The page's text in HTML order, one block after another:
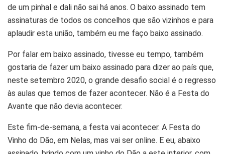
de um pinhal e dali não sai há anos. O baixo assinado tem
assinaturas de todos os concelhos que são vizinhos e para
aplaudir esta união, também eu me faço baixo assinado.
Por falar em baixo assinado, tivesse eu tempo, também
gostaria de fazer um baixo assinado para dizer ao país que,
neste setembro 2020, o grande desafio social é o regresso
às aulas que temos de fazer acontecer. Não é a Festa do
Avante que não devia acontecer.
Este fim-de-semana, a festa vai acontecer. A Festa do
Vinho do Dão, em Nelas, mas vai ser online. E eu, abaixo